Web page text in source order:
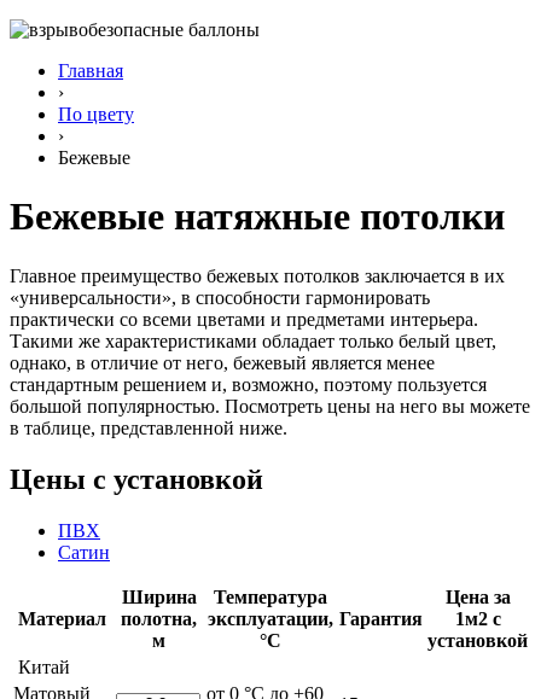
Главная
›
По цвету
›
Бежевые
Бежевые натяжные потолки
Главное преимущество бежевых потолков заключается в их
«универсальности», в способности гармонировать
практически со всеми цветами и предметами интерьера.
Такими же характеристиками обладает только белый цвет,
однако, в отличие от него, бежевый является менее
стандартным решением и, возможно, поэтому пользуется
большой популярностью. Посмотреть цены на него вы можете
в таблице, представленной ниже.
Цены с установкой
ПВХ
Сатин
Материал
Ширина
полотна,
м
Температура
эксплуатации,
°С
Гарантия
Цена за
1м2 с
установкой
Китай
Матовый
от 0 °С до +60